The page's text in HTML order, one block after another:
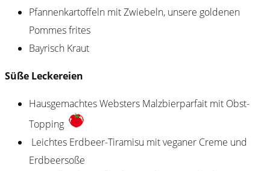
Pfannenkartoffeln mit Zwiebeln, unsere goldenen
Pommes frites
Bayrisch Kraut
Süße Leckereien
Hausgemachtes Websters Malzbierparfait mit Obst-
Topping
Leichtes Erdbeer-Tiramisu mit veganer Creme und
Erdbeersoße